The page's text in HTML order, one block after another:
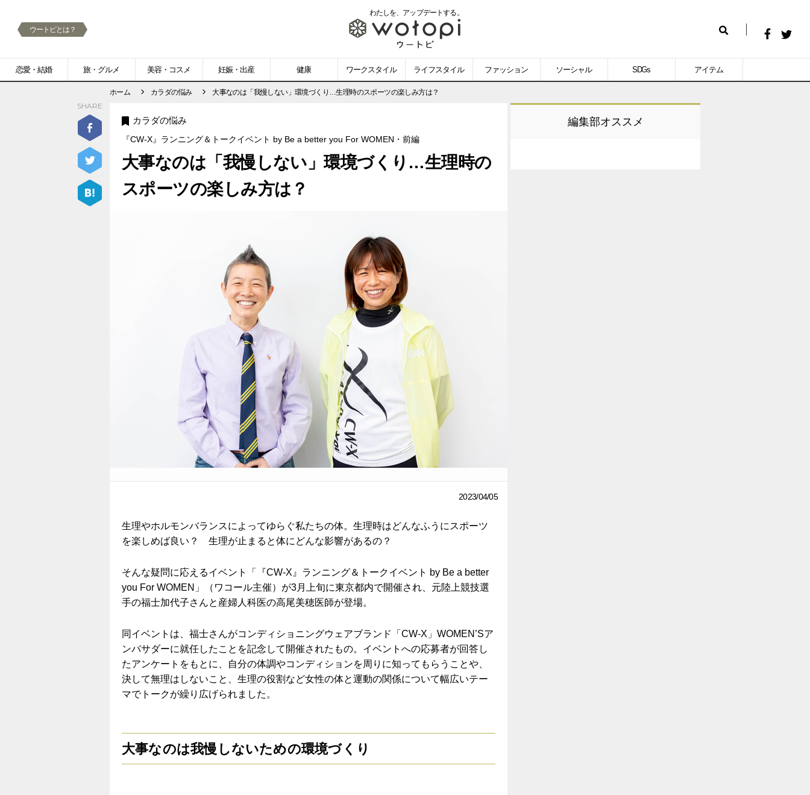
わたしを、 アップデートする。
wotopi
-
ウ
ト
恋愛・結婚 旅・グルメ 美容・コスメ 妊娠・出産 健康 ワークスタイル ライフスタイル ファッション ソーシャル SDGs アイテム
索
ウートピとは？ Facebook
ホーム カラダの悩み 大事なのは「我慢しない」環境づくり…生理時のスポーツの楽しみ方は？
カラダの悩み
『CW-X』ランニング＆トークイベント by Be a better you For WOMEN・前編
大事なのは「我慢しない」環境づくり…生理時の
スポーツの楽しみ方は？
2023/04/05
生理やホルモンバランスによってゆらぐ私たちの体。生理時はどんなふうにスポーツ
を楽しめば良い？ 生理が止まると体にどんな影響があるの？
そんな疑問に応えるイベント「『CW-X』ランニング＆トークイベント by Be a better
you For WOMEN」（ワコール主催）が3月上旬に東京都内で開催され、元陸上競技選
手の福士加代子さんと産婦人科医の高尾美穂医師が登場。
同イベントは、福士さんがコンディショニングウェアブランド「CW-X」WOMEN’Sア
ンバサダーに就任したことを記念して開催されたもの。イベントへの応募者が回答し
たアンケートをもとに、自分の体調やコンディションを周りに知ってもらうことや、
決して無理はしないこと、生理の役割など女性の体と運動の関係について幅広いテー
マでトークが繰り広げられました。
大事なのは我慢しないための環境づくり
SHARE
編集部オススメ